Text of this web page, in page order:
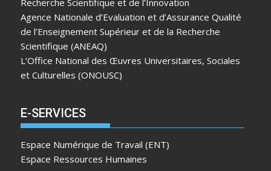
Agence Nationale d’Evaluation et d’Assurance Qualité
de l’Enseignement Supérieur et de la Recherche
Scientifique (ANEAQ)
L’Office National des Œuvres Universitaires, Sociales
et Culturelles (ONOUSC)
E-SERVICES
Espace Numérique de Travail (ENT)
Espace Ressources Humaines